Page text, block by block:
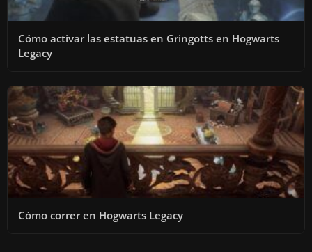
Cómo activar las estatuas en Gringotts en Hogwarts
Legacy
Cómo correr en Hogwarts Legacy